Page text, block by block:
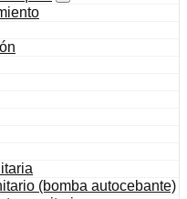
(bomba autocebante)